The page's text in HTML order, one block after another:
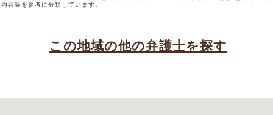
内容等を参考に分類しています。
この地域の他の弁護士を探す